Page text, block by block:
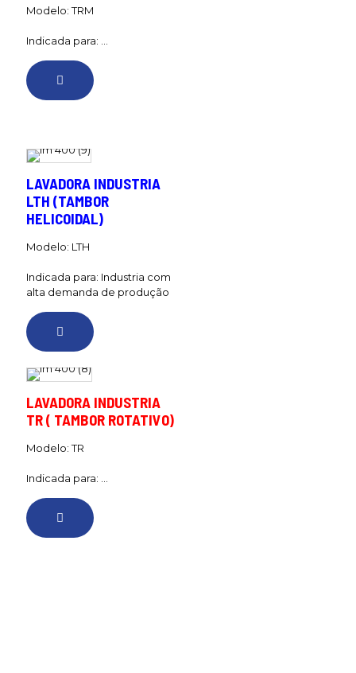
Modelo: TRM
Indicada para: ...
LAVADORA INDUSTRIA
LTH (TAMBOR
HELICOIDAL)
Modelo: LTH
Indicada para: Industria com
alta demanda de produção
LAVADORA INDUSTRIA
TR ( TAMBOR ROTATIVO)
Modelo: TR
Indicada para: ...